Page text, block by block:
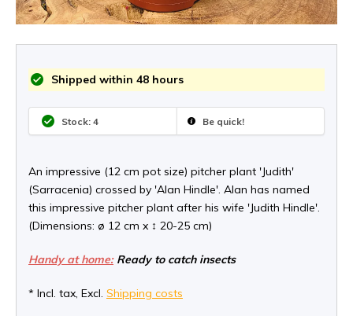
Shipped within 48 hours
Stock: 4 Be quick!
An impressive (12 cm pot size) pitcher plant 'Judith'
(Sarracenia) crossed by 'Alan Hindle'. Alan has named
this impressive pitcher plant after his wife 'Judith Hindle'.
(Dimensions: ø 12 cm x ↕ 20-25 cm)
Handy at home:Ready to catch insects
* Incl. tax, Excl. Shipping costs